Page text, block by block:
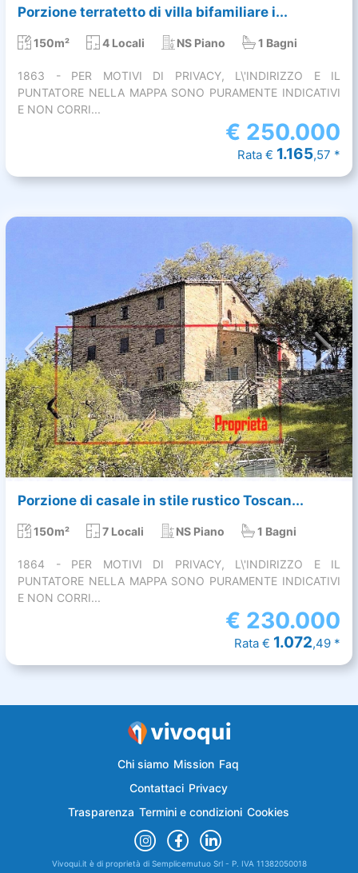
Porzione terratetto di villa bifamiliare i...
150m² 4 Locali NS Piano 1 Bagni
1863 - PER MOTIVI DI PRIVACY, L\'INDIRIZZO E IL
PUNTATORE NELLA MAPPA SONO PURAMENTE INDICATIVI
E NON CORRI...
€ 250.000
Rata € 1.165,57 *
Porzione di casale in stile rustico Toscan...
150m² 7 Locali NS Piano 1 Bagni
1864 - PER MOTIVI DI PRIVACY, L\'INDIRIZZO E IL
PUNTATORE NELLA MAPPA SONO PURAMENTE INDICATIVI
E NON CORRI...
€ 230.000
Rata € 1.072,49 *
Chi siamo Mission Faq
Contattaci Privacy
Trasparenza Termini e condizioni Cookies
Vivoqui.it è di proprietà di Semplicemutuo Srl - P. IVA 11382050018